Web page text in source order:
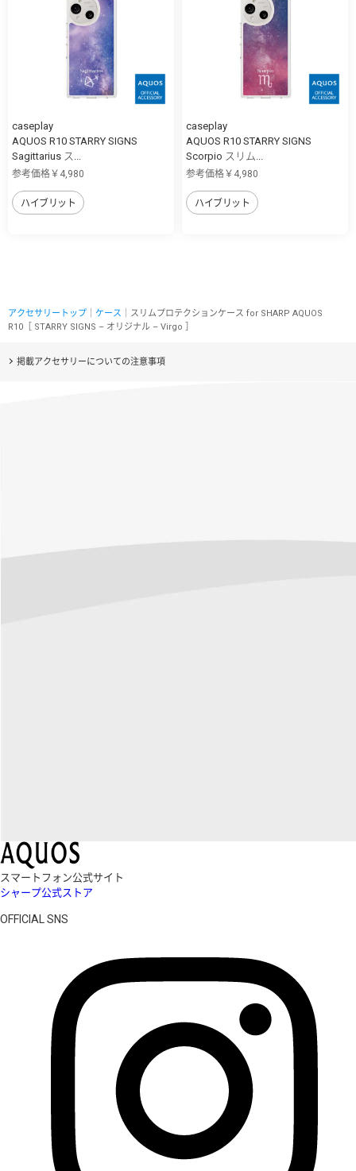
caseplay
AQUOS R10 STARRY SIGNS
Sagittarius ス...
参考価格￥4,980
ハイブリット
caseplay
AQUOS R10 STARRY SIGNS
Scorpio スリム...
参考価格￥4,980
ハイブリット
アクセサリートップ ケース ｜スリムプロテクションケース for SHARP AQUOS
R10［ STARRY SIGNS – オリジナル – Virgo ］
掲載アクセサリーについての注意事項
スマートフォン公式サイト
シャープ公式ストア
OFFICIAL SNS